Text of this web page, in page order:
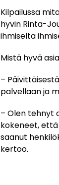
Kilpailussa
hyvin Rinta-
ihmiseltä
Mistä hyvä
–
palvellaan ja
– Olen tehnyt
kokeneet,
saanut
kertoo.